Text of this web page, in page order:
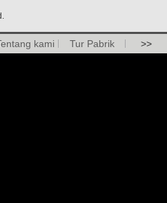
kami Tur Pabrik >>